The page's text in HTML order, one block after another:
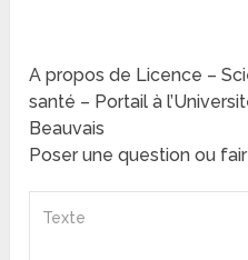
A propos de Licence –
santé – Portail à
Beauvais
Poser une question ou